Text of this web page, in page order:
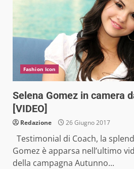
Fashion Icon
Selena Gomez in camera
[VIDEO]
Redazione 26 Giugno 2017
Testimonial di Coach, la
Gomez è apparsa nell’ultimo
della campagna Autunno...